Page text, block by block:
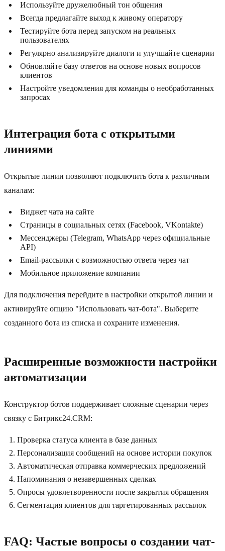
Используйте дружелюбный тон общения
Всегда предлагайте выход к живому оператору
Тестируйте бота перед запуском на реальных
пользователях
Регулярно анализируйте диалоги и улучшайте сценарии
Обновляйте базу ответов на основе новых вопросов
клиентов
Настройте уведомления для команды о необработанных
запросах
Интеграция бота с открытыми
линиями
Открытые линии позволяют подключить бота к различным
каналам:
Виджет чата на сайте
Страницы в социальных сетях (Facebook, VKontakte)
Мессенджеры (Telegram, WhatsApp через официальные
API)
Email-рассылки с возможностью ответа через чат
Мобильное приложение компании
Для подключения перейдите в настройки открытой линии и
активируйте опцию "Использовать чат-бота". Выберите
созданного бота из списка и сохраните изменения.
Расширенные возможности настройки
автоматизации
Конструктор ботов поддерживает сложные сценарии через
связку с Битрикс24.CRM:
Проверка статуса клиента в базе данных
Персонализация сообщений на основе истории покупок
Автоматическая отправка коммерческих предложений
Напоминания о незавершенных сделках
Опросы удовлетворенности после закрытия обращения
Сегментация клиентов для таргетированных рассылок
FAQ: Частые вопросы о создании чат-